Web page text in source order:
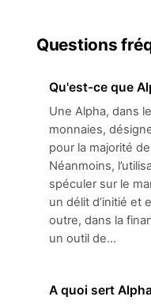
Questions
Qu'est-ce que
Une Alpha, dans
monnaies,
pour la majorité
Néanmoins,
spéculer sur le
un délit d’initié et
outre, dans la
un outil de...
A quoi sert